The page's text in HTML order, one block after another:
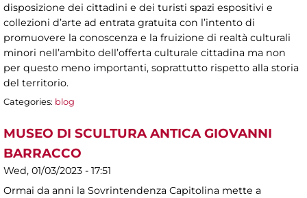
disposizione dei cittadini e dei turisti spazi espositivi e
collezioni d’arte ad entrata gratuita con l’intento di
promuovere la conoscenza e la fruizione di realtà culturali
minori nell’ambito dell’offerta culturale cittadina ma non
per questo meno importanti, soprattutto rispetto alla storia
del territorio.
Categories: blog
MUSEO DI SCULTURA ANTICA GIOVANNI
BARRACCO
Wed, 01/03/2023 - 17:51
Ormai da anni la Sovrintendenza Capitolina mette a